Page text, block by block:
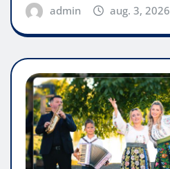
admin aug. 3, 2026